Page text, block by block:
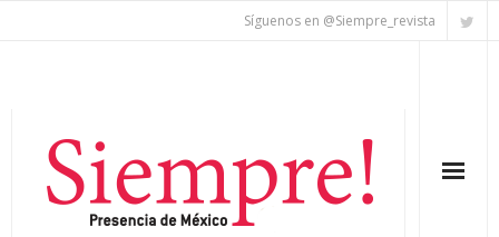
Síguenos en @Siempre_revista